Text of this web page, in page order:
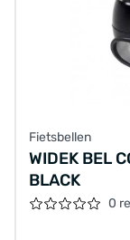
Fietsbellen
WIDEK BEL
BLACK
0